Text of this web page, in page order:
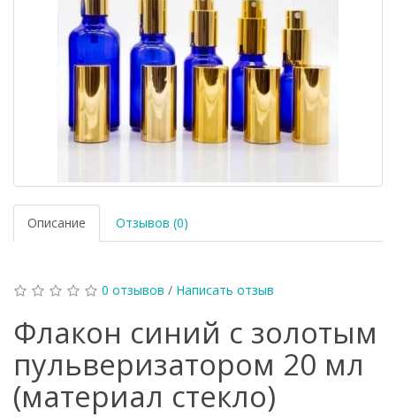
Описание Отзывов (0)
0 отзывов / Написать отзыв
Флакон синий с золотым
пульверизатором 20 мл
(материал стекло)